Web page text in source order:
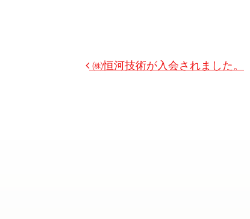
投稿ナビゲーション
㈱恒河技術が入会されました。